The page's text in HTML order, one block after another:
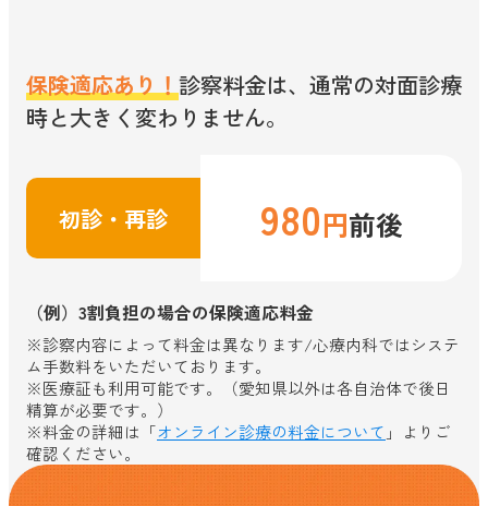
保険適応あり！診察料金は、通常の対面診療
時と大きく変わりません。
初診・再診 980円前後
（例）3割負担の場合の保険適応料金
※診察内容によって料金は異なります/心療内科ではシステ
ム手数料をいただいております。
※医療証も利用可能です。（愛知県以外は各自治体で後日
精算が必要です。）
※料金の詳細は「オンライン診療の料金について 」よりご
確認ください。